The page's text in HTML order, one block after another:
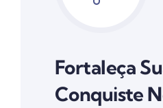
Fortaleça
Conquiste